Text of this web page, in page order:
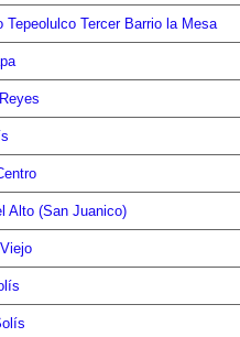
Tepeolulco Tercer Barrio la Mesa
Alto (San Juanico)